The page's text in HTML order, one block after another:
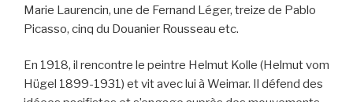
Marie Laurencin, une de Fernand Léger, treize de Pablo
Picasso, cinq du Douanier Rousseau etc.
En 1918, il rencontre le peintre Helmut Kolle (Helmut vom
Hügel 1899-1931) et vit avec lui à Weimar. Il défend des